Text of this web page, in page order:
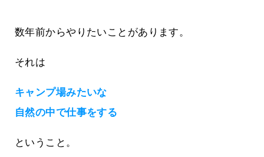
数年前からやりたいことがあります。
それは
キャンプ場みたいな
自然の中で仕事をする
ということ。